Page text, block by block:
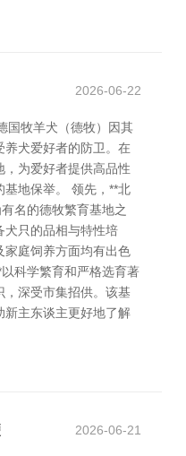
2026-06-22
国牧羊犬（德牧）因其
养犬爱好者的防卫。在
为爱好者提供高品性
基地保举。 领先，**北
名的德牧繁育基地之
犬只的品相与特性培
家庭饲养方面均有出色
科学繁育和严格选育著
，深受市集招供。该基
新主东谈主更好地了解
2026-06-21